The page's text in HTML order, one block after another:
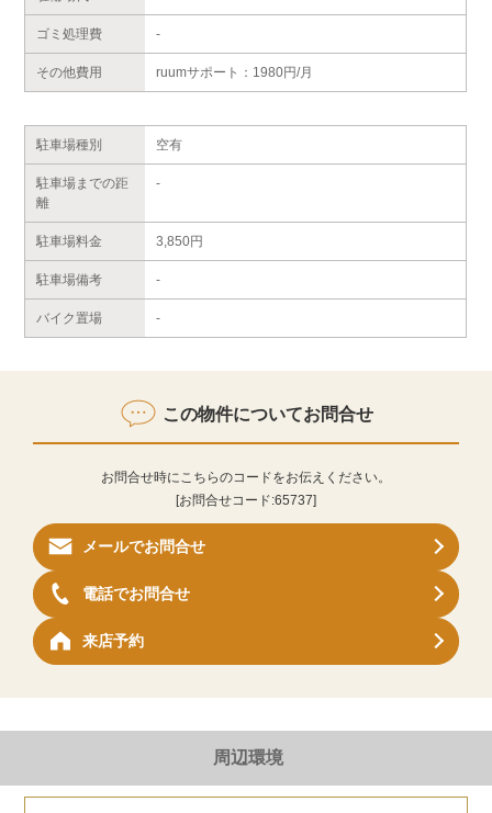
ゴミ処理費 -
その他費用 ruumサポート：1980円/月
駐車場種別 空有
駐車場までの距
離
-
駐車場料金 3,850円
駐車場備考 -
バイク置場 -
この物件についてお問合せ
お問合せ時にこちらのコードをお伝えください。
[お問合せコード:65737]
メールでお問合せ
来店予約
電話でお問合せ
周辺環境